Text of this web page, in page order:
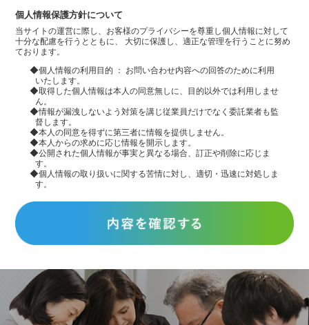
個人情報保護方針について
当サイトの運営に際し、お客様のプライバシーを尊重し個人情報に対して
十分な配慮を行うとともに、 大切に保護し、適正な管理を行うことに努め
ております。
◆個人情報の利用目的 ： お問い合わせ内容への回答のために利用
いたします。
◆取得した個人情報は本人の同意無しに、目的以外では利用しませ
ん。
◆情報が漏洩しないよう対策を講じ従業員だけでなく委託業者も監
督します。
◆本人の同意を得ずに第三者に情報を提供しません。
◆本人からの求めに応じ情報を開示します。
◆公開された個人情報が事実と異なる場合、訂正や削除に応じま
す。
◆個人情報の取り扱いに関する苦情に対し、適切・迅速に対処しま
す。